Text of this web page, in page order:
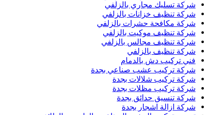
شركة تسليك مجاري بالزلفي
شركة تنظيف خزانات بالزلفي
شركة مكافحة حشرات بالزلفي
شركة تنظيف موكيت بالزلفي
شركة تنظيف مجالس بالزلفي
شركة تنظيف بالزلفي
فني تركيب دش بالدمام
شركة تركيب عشب صناعي بجدة
شركة تركيب شلالات بجدة
شركة تركيب مظلات بجدة
شركة تنسيق حدائق بجدة
شركة ازالة اشجار بجدة